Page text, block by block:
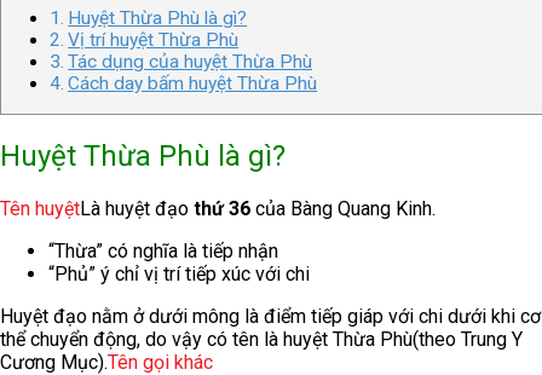
Huyệt Thừa Phù là gì?
Vị trí huyệt Thừa Phù
Tác dụng của huyệt Thừa Phù
Cách day bấm huyệt Thừa Phù
Huyệt Thừa Phù là gì?
Tên huyệtLà huyệt đạo thứ 36 của Bàng Quang Kinh.
“Thừa” có nghĩa là tiếp nhận
“Phủ” ý chỉ vị trí tiếp xúc với chi
Huyệt đạo nằm ở dưới mông là điểm tiếp giáp với chi dưới khi cơ
thể chuyển động, do vậy có tên là huyệt Thừa Phù(theo Trung Y
Cương Mục).Tên gọi khác